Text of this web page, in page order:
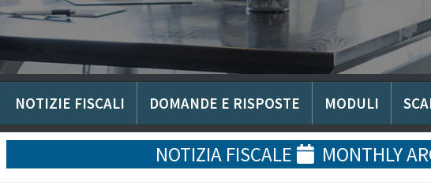
NOTIZIE FISCALI DOMANDE E RISPOSTE MODULI
NOTIZIA FISCALE MONTHLY